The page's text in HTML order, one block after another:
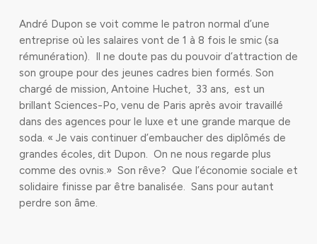
André Dupon se voit comme le patron normal d’une
entreprise où les salaires vont de 1 à 8 fois le smic (sa
rémunération). Il ne doute pas du pouvoir d’attraction de
son groupe pour des jeunes cadres bien formés. Son
chargé de mission, Antoine Huchet, 33 ans, est un
brillant Sciences-Po, venu de Paris après avoir travaillé
dans des agences pour le luxe et une grande marque de
soda. « Je vais continuer d’embaucher des diplômés de
grandes écoles, dit Dupon. On ne nous regarde plus
comme des ovnis.» Son rêve? Que l’économie sociale et
solidaire finisse par être banalisée. Sans pour autant
perdre son âme.